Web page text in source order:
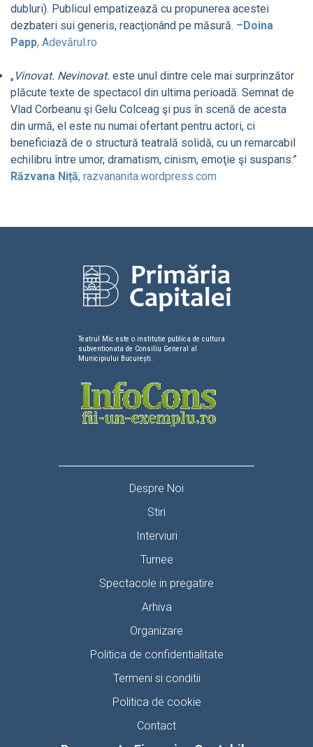
dubluri). Publicul empatizează cu propunerea acestei
dezbateri sui generis, reacţionând pe măsură. –Doina
Papp, Adevărul.ro
„Vinovat. Nevinovat. este unul dintre cele mai surprinzător
plăcute texte de spectacol din ultima perioadă. Semnat de
Vlad Corbeanu şi Gelu Colceag şi pus în scenă de acesta
din urmă, el este nu numai ofertant pentru actori, ci
beneficiază de o structură teatrală solidă, cu un remarcabil
echilibru între umor, dramatism, cinism, emoţie şi suspans.”
Răzvana Niță, razvananita.wordpress.com
Teatrul Mic este o institutie publica de cultura
subventionata de Consiliu General al
Municipiului București.
Despre Noi
Stiri
Interviuri
Turnee
Spectacole in pregatire
Arhiva
Organizare
Politica de confidentialitate
Termeni si conditii
Politica de cookie
Contact